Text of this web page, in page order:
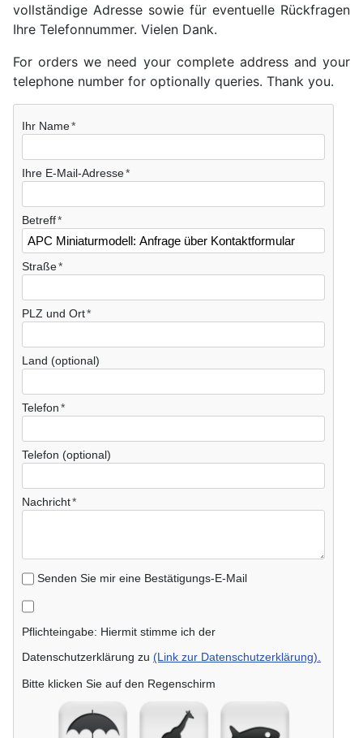
vollständige Adresse sowie für eventuelle Rückfragen
Ihre Telefonnummer. Vielen Dank.
For orders we need your complete address and your
telephone number for optionally queries. Thank you.
Ihr Name
Ihre E-Mail-Adresse
Betreff
Straße
PLZ und Ort
Land (optional)
Telefon
Telefon (optional)
Nachricht
Senden Sie mir eine Bestätigungs-E-Mail
Pflichteingabe: Hiermit stimme ich der
Datenschutzerklärung zu (Link zur Datenschutzerklärung).
Bitte klicken Sie auf den Regenschirm